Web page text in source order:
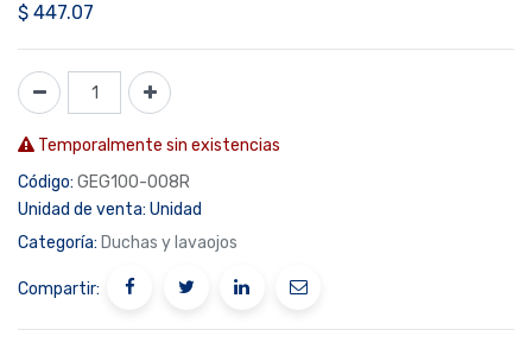
$ 447.07
Temporalmente sin existencias
Código: GEG100-008R
Unidad de venta: Unidad
Categoría: Duchas y lavaojos
Compartir: